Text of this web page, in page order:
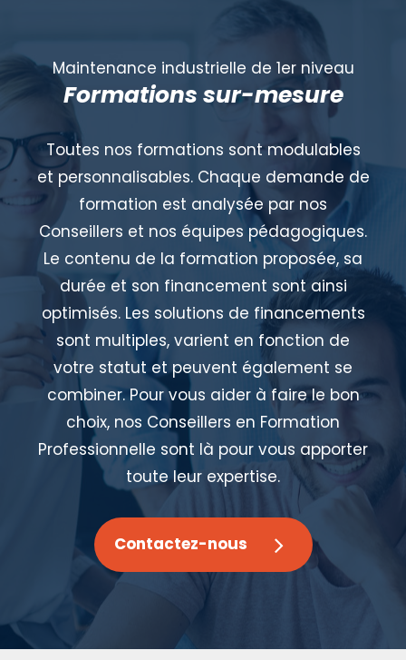
Maintenance industrielle de 1er niveau
Formations sur-mesure
Toutes nos formations sont modulables
et personnalisables. Chaque demande de
formation est analysée par nos
Conseillers et nos équipes pédagogiques.
Le contenu de la formation proposée, sa
durée et son financement sont ainsi
optimisés. Les solutions de financements
sont multiples, varient en fonction de
votre statut et peuvent également se
combiner. Pour vous aider à faire le bon
choix, nos Conseillers en Formation
Professionnelle sont là pour vous apporter
toute leur expertise.
Contactez-nous